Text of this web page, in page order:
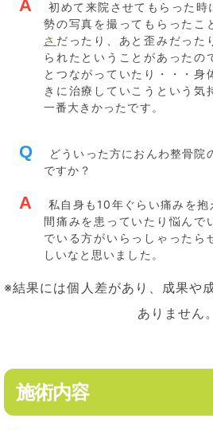
A
初めて来院させてもらった時
勢の写真を撮ってもらったこ
さ だったり、あと歪みだった
られたということがあったの
とつながっていたり・・・身
きに治療していこうという気
一番大きかったです。
Q
どういった方におんわ整骨院
ですか？
A
私自身も10年ぐらい痛みを抱
間痛みを患っていたり悩んで
でいる方がいらっしゃったら
しいなと思いました。
※結果には個人差があり、成果や
ありません。
施術内容